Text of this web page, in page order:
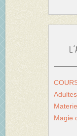
Adultes
Magie